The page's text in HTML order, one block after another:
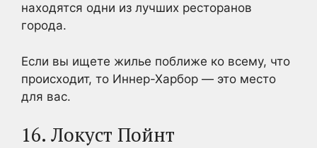
находятся одни из лучших ресторанов
города.
Если вы ищете жилье поближе ко всему, что
происходит, то Иннер-Харбор — это место
для вас.
16. Локуст Пойнт